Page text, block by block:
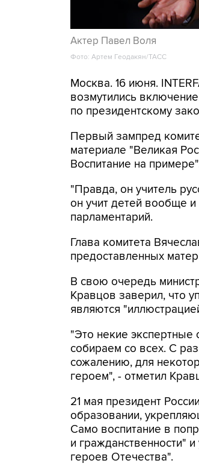
Актер Павел Воля
Фото: Артем Геодакян/ТАСС
Москва. 16 июня.
возмутились
по президентскому
Первый зампред
материале "Великая
Воспитание на
"Правда, он учитель
он учит детей вообще
парламентарий.
Глава комитета
предоставленных
В свою очередь
Кравцов заверил, что
являются
"Это некие
собираем со всех. С
сожалению, для
героем", - отметил
21 мая президент
образовании,
Само воспитание в
и гражданственности"
героев Отечества".